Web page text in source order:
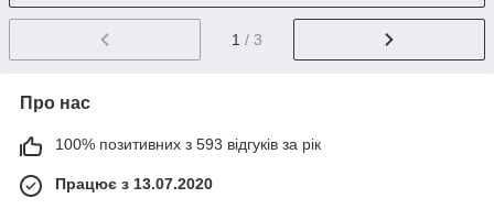
1 / 3
Про нас
100% позитивних з 593 відгуків за рік
Працює з 13.07.2020